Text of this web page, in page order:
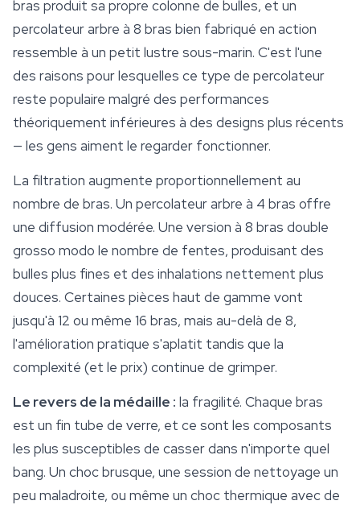
bras produit sa propre colonne de bulles, et un
percolateur arbre à 8 bras bien fabriqué en action
ressemble à un petit lustre sous-marin. C'est l'une
des raisons pour lesquelles ce type de percolateur
reste populaire malgré des performances
théoriquement inférieures à des designs plus récents
— les gens aiment le regarder fonctionner.
La filtration augmente proportionnellement au
nombre de bras. Un percolateur arbre à 4 bras offre
une diffusion modérée. Une version à 8 bras double
grosso modo le nombre de fentes, produisant des
bulles plus fines et des inhalations nettement plus
douces. Certaines pièces haut de gamme vont
jusqu'à 12 ou même 16 bras, mais au-delà de 8,
l'amélioration pratique s'aplatit tandis que la
complexité (et le prix) continue de grimper.
Le revers de la médaille : la fragilité. Chaque bras
est un fin tube de verre, et ce sont les composants
les plus susceptibles de casser dans n'importe quel
bang. Un choc brusque, une session de nettoyage un
peu maladroite, ou même un choc thermique avec de